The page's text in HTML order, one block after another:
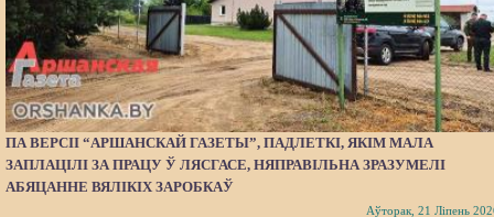
ПА ВЕРСІІ “АРШАНСКАЙ ГАЗЕТЫ”, ПАДЛЕТКІ, ЯКІМ МАЛА
ЗАПЛАЦІЛІ ЗА ПРАЦУ Ў ЛЯСГАСЕ, НЯПРАВІЛЬНА ЗРАЗУМЕЛІ
АБЯЦАННЕ ВЯЛІКІХ ЗАРОБКАЎ
Аўторак, 21 Ліпень